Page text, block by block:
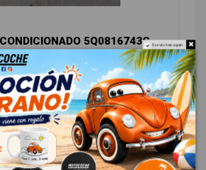
5Q0816743G
VII LIM. (5G1) 1.6 16V TDI DPF
Do not show again.